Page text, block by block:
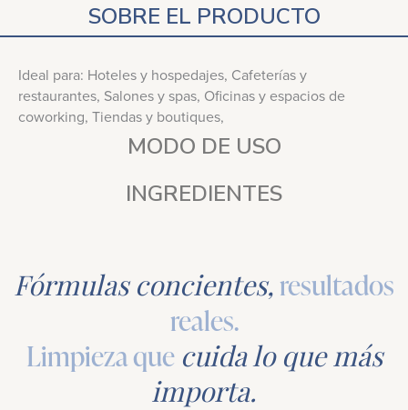
SOBRE EL PRODUCTO
MODO DE USO
INGREDIENTES
Ideal para: Hoteles y hospedajes, Cafeterías y
restaurantes, Salones y spas, Oficinas y espacios de
coworking, Tiendas y boutiques,
Fórmulas concientes,resultados
reales.
Limpieza que cuida lo que más
importa.